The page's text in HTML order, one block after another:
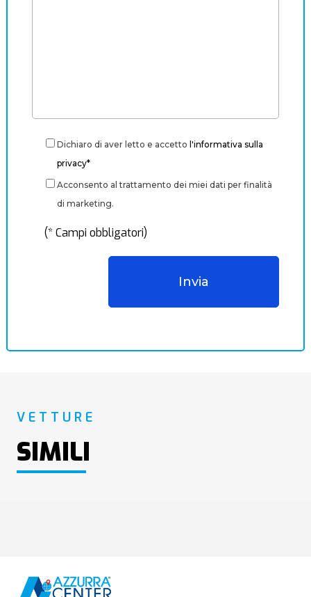
Dichiaro di aver letto e accetto l'informativa sulla
privacy*
Acconsento al trattamento dei miei dati per finalità
di marketing.
(* Campi obbligatori)
VETTURE
SIMILI